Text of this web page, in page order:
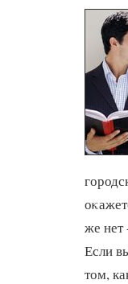
же нет
Если
том,